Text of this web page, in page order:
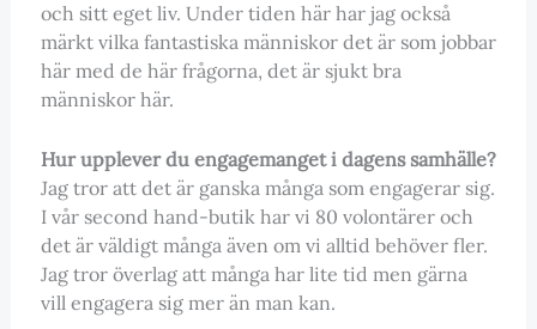
och sitt eget liv. Under tiden här har jag också
märkt vilka fantastiska människor det är som jobbar
här med de här frågorna, det är sjukt bra
människor här.
Hur upplever du engagemanget i dagens samhälle?
Jag tror att det är ganska många som engagerar sig.
I vår second hand-butik har vi 80 volontärer och
det är väldigt många även om vi alltid behöver fler.
Jag tror överlag att många har lite tid men gärna
vill engagera sig mer än man kan.